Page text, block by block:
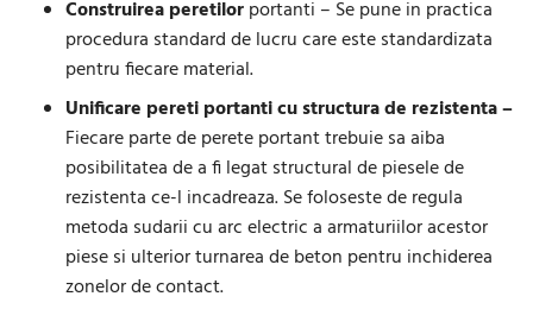
Construirea peretilorportanti – Se pune in practica
procedura standard de lucru care este standardizata
pentru fiecare material.
Unificare pereti portanti cu structura de rezistenta –
Fiecare parte de perete portant trebuie sa aiba
posibilitatea de a fi legat structural de piesele de
rezistenta ce-l incadreaza. Se foloseste de regula
metoda sudarii cu arc electric a armaturiilor acestor
piese si ulterior turnarea de beton pentru inchiderea
zonelor de contact.